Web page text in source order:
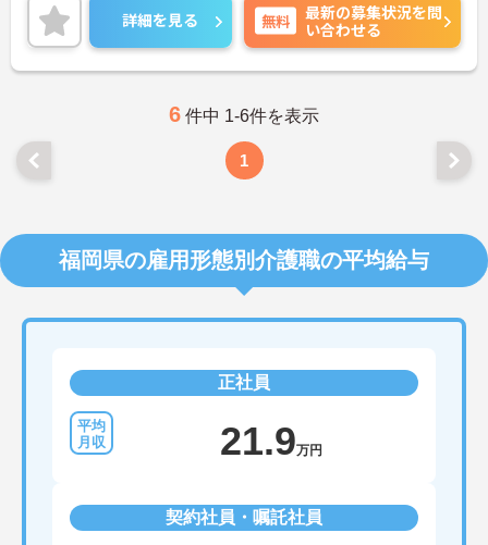
詳細を見る 無料
最新の募集状況を問
い合わせる
6 件中 1-6件を表示
1
福岡県の雇用形態別介護職の平均給与
正社員
21.9万円
契約社員・嘱託社員